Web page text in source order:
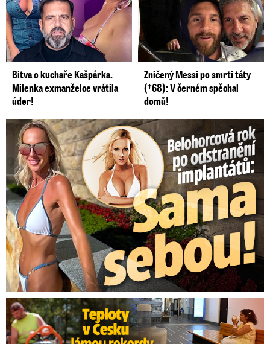
Bitva o kuchaře Kašpárka.
Milenka exmanželce vrátila
úder!
Zničený Messi po smrti táty
(†68): V černém spěchal
domů!
Belohorcová rok po odstranění implantátů: Konečně sama sebou
Teploty v Česku lámou rekordy: Přijde úprava pracovní doby?